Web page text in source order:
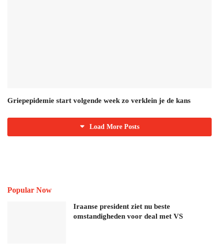
Griepepidemie start volgende week zo verklein je de kans
Load More Posts
Popular Now
Iraanse president ziet nu beste
omstandigheden voor deal met VS